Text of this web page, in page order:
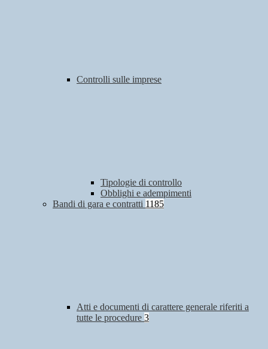
Controlli sulle imprese
Tipologie di controllo
Obblighi e adempimenti
Bandi di gara e contratti 1185
Atti e documenti di carattere generale riferiti a
tutte le procedure 3